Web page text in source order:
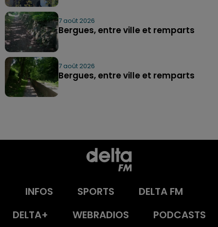
7 août 2026
Bergues, entre ville et remparts
7 août 2026
Bergues, entre ville et remparts
INFOS SPORTS
DELTA FM
DELTA+
WEBRADIOS PODCASTS